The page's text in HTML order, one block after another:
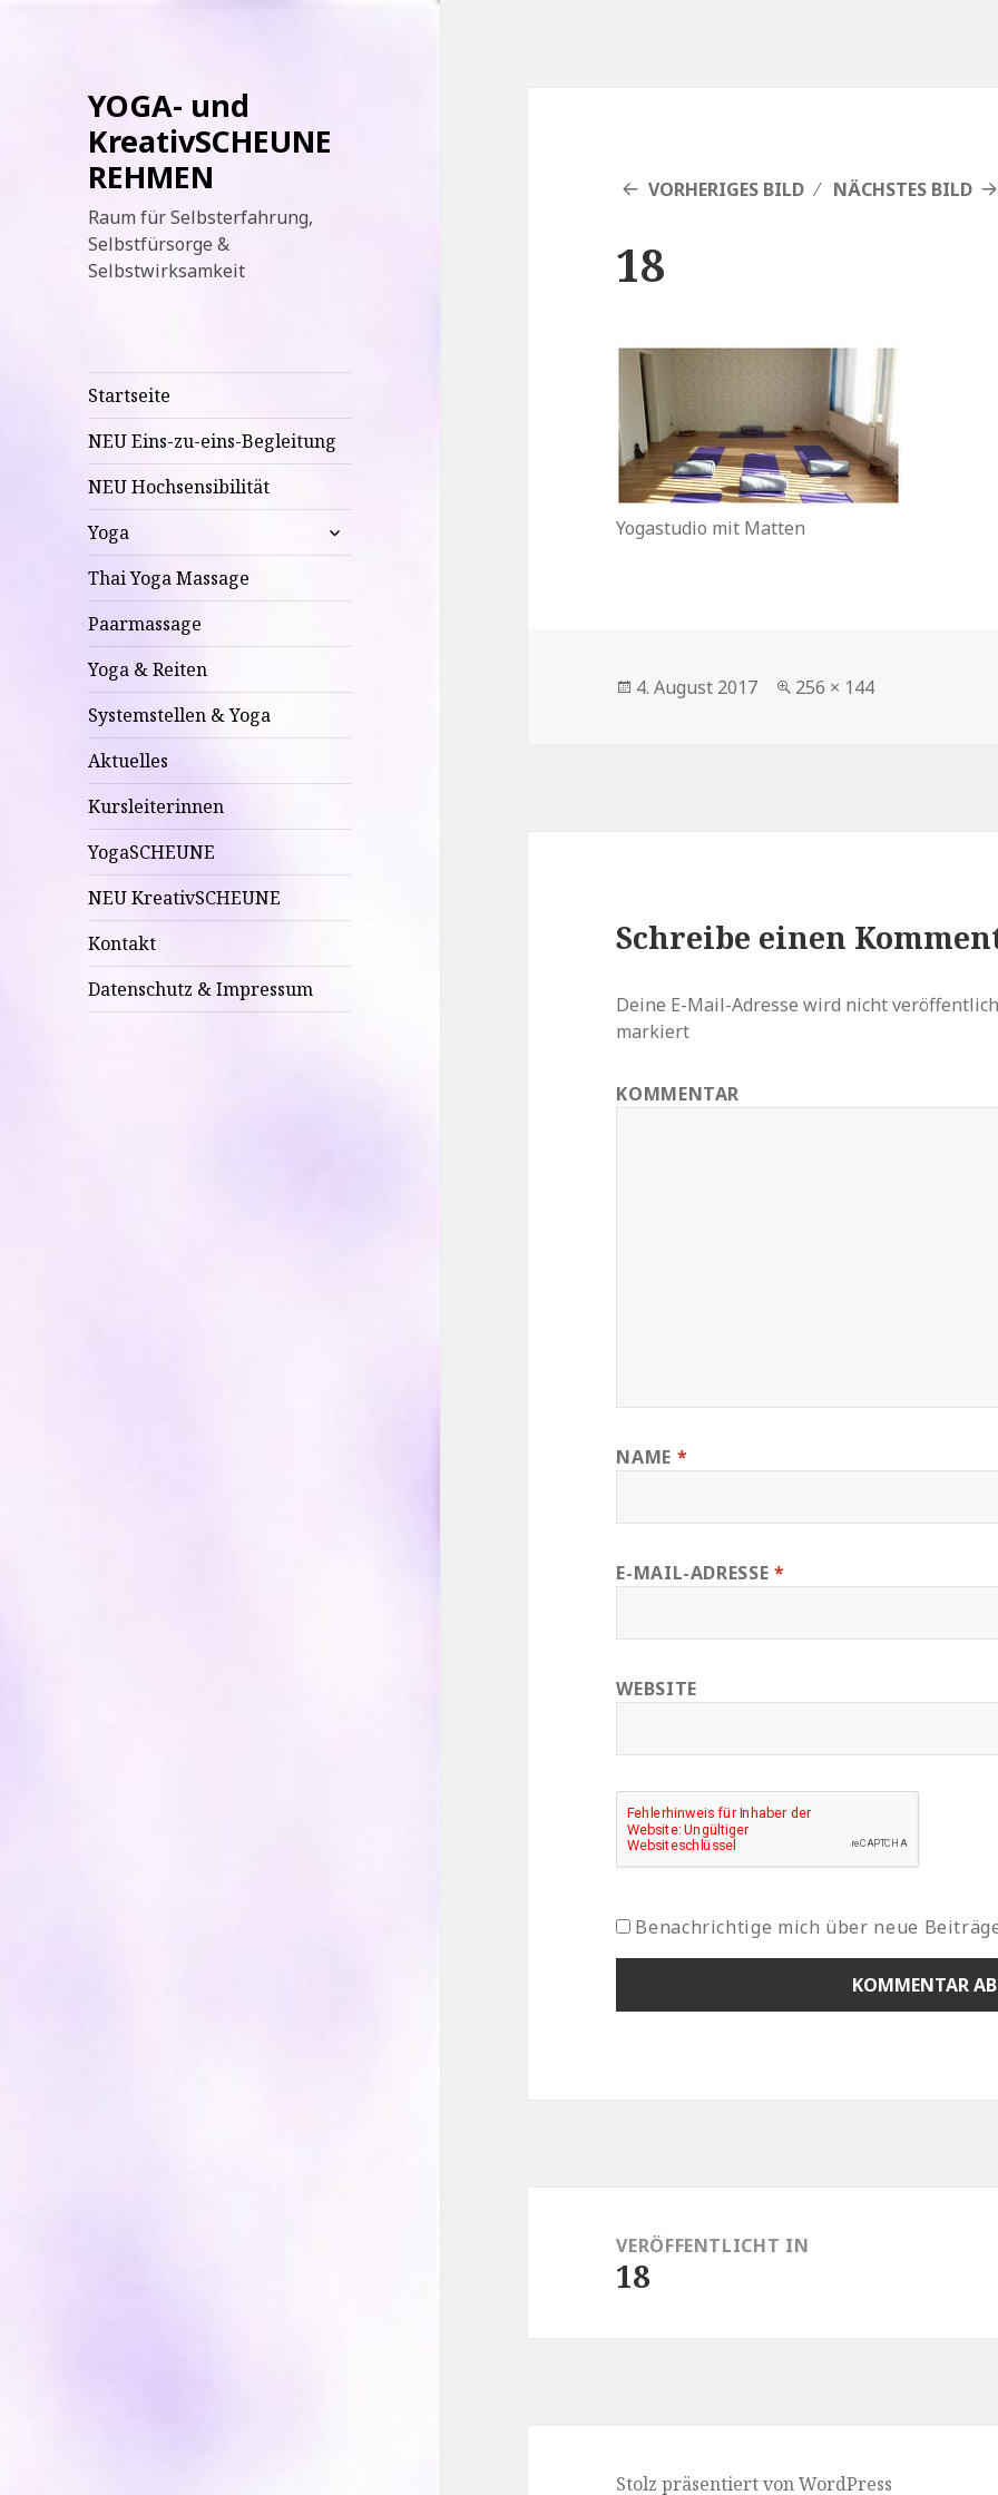
YOGA- und
KreativSCHEUNE
REHMEN
Raum für Selbsterfahrung,
Selbstfürsorge &
Selbstwirksamkeit
Startseite
NEU Eins-zu-eins-Begleitung
NEU Hochsensibilität
Yoga
untermenü
anzeigen
Thai Yoga Massage
Paarmassage
Yoga & Reiten
Systemstellen & Yoga
Aktuelles
Kursleiterinnen
YogaSCHEUNE
NEU KreativSCHEUNE
Kontakt
Datenschutz & Impressum
VORHERIGES BILD NÄCHSTES BILD
18
Yogastudio mit Matten
Veröffentlicht
4. August 2017
Volle
256 × 144
Schreibe einen
Deine E-Mail-Adresse wird nicht
markiert
KOMMENTAR
NAME *
E-MAIL-ADRESSE *
WEBSITE
Benachrichtige mich über neue
VERÖFFENTLICHT IN
18
Stolz präsentiert von WordPress